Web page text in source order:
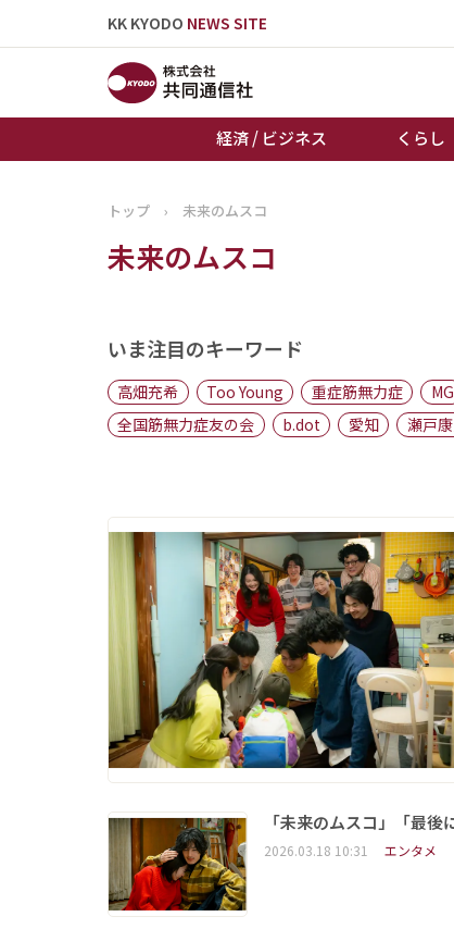
KK KYODO NEWS SITE
経済 / ビジネス くらし
トップページ
お知らせ
トップ › 未来のムスコ
未来のムスコ
いま注目のキーワード
高畑充希 Too Young 重症筋無力症 MG
全国筋無力症友の会
b.dot 愛知 瀬戸
「未来のムスコ」「最
2026.03.18 10:31 エンタメ